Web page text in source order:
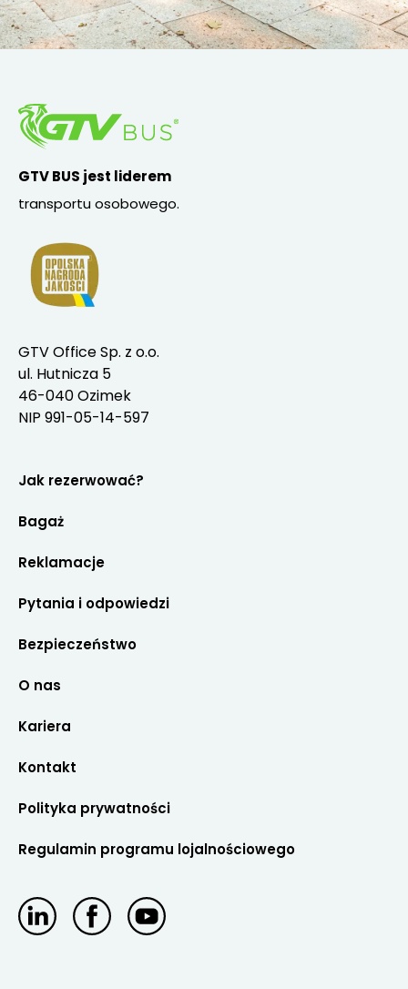
GTV BUS jest liderem
transportu osobowego.
GTV Office Sp. z o.o.
ul. Hutnicza 5
46-040 Ozimek
NIP 991-05-14-597
Jak rezerwować?
Bagaż
Reklamacje
Pytania i odpowiedzi
Bezpieczeństwo
O nas
Kariera
Kontakt
Polityka prywatności
Regulamin programu lojalnościowego